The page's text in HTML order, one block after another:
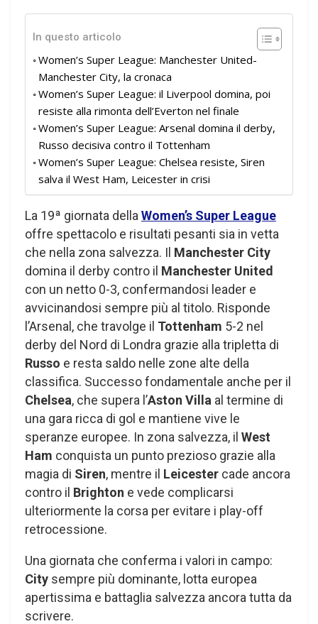
In questo articolo
Women’s Super League: Manchester United-
Manchester City, la cronaca
Women’s Super League: il Liverpool domina, poi
resiste alla rimonta dell’Everton nel finale
Women’s Super League: Arsenal domina il derby,
Russo decisiva contro il Tottenham
Women’s Super League: Chelsea resiste, Siren
salva il West Ham, Leicester in crisi
La 19ª giornata della Women’s Super League
offre spettacolo e risultati pesanti sia in vetta
che nella zona salvezza. Il Manchester City
domina il derby contro il Manchester United
con un netto 0-3, confermandosi leader e
avvicinandosi sempre più al titolo. Risponde
l’Arsenal, che travolge il Tottenham 5-2 nel
derby del Nord di Londra grazie alla tripletta di
Russo e resta saldo nelle zone alte della
classifica. Successo fondamentale anche per il
Chelsea, che supera l’Aston Villa al termine di
una gara ricca di gol e mantiene vive le
speranze europee. In zona salvezza, il West
Ham conquista un punto prezioso grazie alla
magia di Siren, mentre il Leicester cade ancora
contro il Brighton e vede complicarsi
ulteriormente la corsa per evitare i play-off
retrocessione.
Una giornata che conferma i valori in campo:
City sempre più dominante, lotta europea
apertissima e battaglia salvezza ancora tutta da
scrivere.